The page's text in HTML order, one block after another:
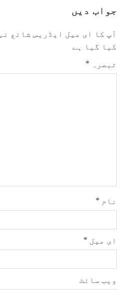
جواب دیں
آپ کا ای میل ایڈریس شائع
کیا گیا ہے
تبصرہ *
نام *
ای میل *
ویب‌ سائٹ